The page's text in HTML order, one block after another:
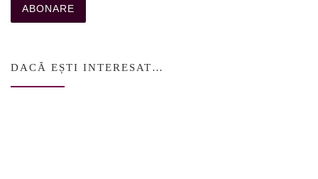
DACĂ EȘTI INTERESAT…